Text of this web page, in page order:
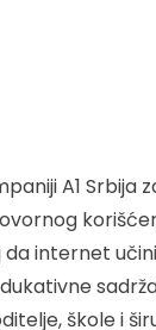
A1 Srbija
internet
škole i